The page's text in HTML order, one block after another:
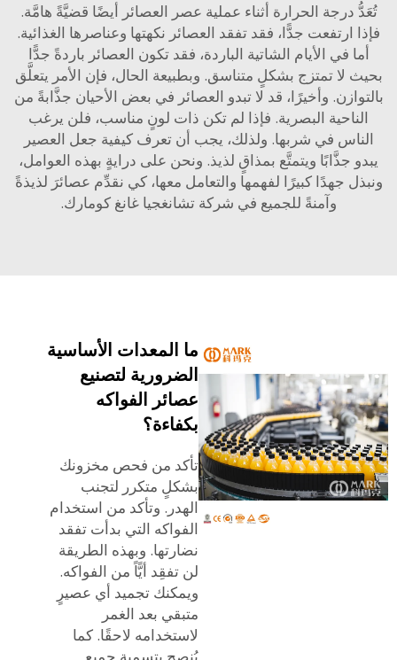
درجة الحرارة أثناء عملية عصر العصائر أيضًا قضيَّةً هامَّة.
ارتفعت جدًّا، فقد تفقد العصائر نكهتها وعناصرها الغذائية.
في الأيام الشاتية الباردة، فقد تكون العصائر باردةً جدًّا
لا تمتزج بشكلٍ متناسق. وبطبيعة الحال، فإن الأمر يتعلَّق
وأخيرًا، قد لا تبدو العصائر في بعض الأحيان جذَّابةً من
البصرية. فإذا لم تكن ذات لونٍ مناسب، فلن يرغب
في شربها. ولذلك، يجب أن تعرف كيفية جعل العصير
جذَّابًا ويتمتَّع بمذاقٍ لذيذ. ونحن على درايةٍ بهذه العوامل،
جهدًا كبيرًا لفهمها والتعامل معها، كي نقدِّم عصائرَ لذيذةً
وآمنةً للجميع في شركة تشانغجيا غانغ كومارك.
ما المعدات الأساسية
الضرورية لتصنيع
عصائر الفواكه
بكفاءة؟
تأكد من فحص مخزونك
بشكلٍ متكرر لتجنب
الهدر. وتأكد من استخدام
الفواكه التي بدأت تفقد
نضارتها. وبهذه الطريقة
لن تفقِد أيًّاً من الفواكه.
ويمكنك تجميد أي عصيرٍ
متبقي بعد الغمر
لاستخدامه لاحقًا. كما